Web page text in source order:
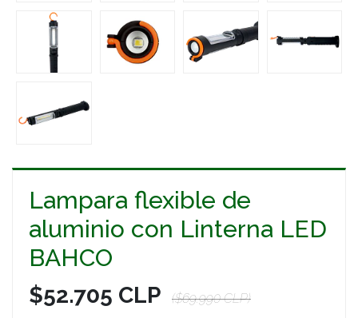
Lampara flexible de
aluminio con Linterna LED
BAHCO
$52.705 CLP ($69.990 CLP)